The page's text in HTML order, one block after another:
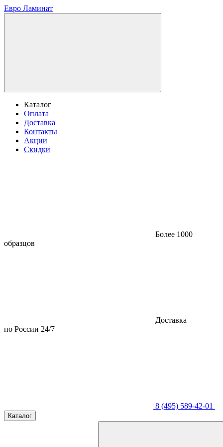
Евро Ламинат
Каталог
Оплата
Доставка
Контакты
Акции
Скидки
Более 1000
образцов
Доставка
по России 24/7
8 (495) 589-42-01
Каталог